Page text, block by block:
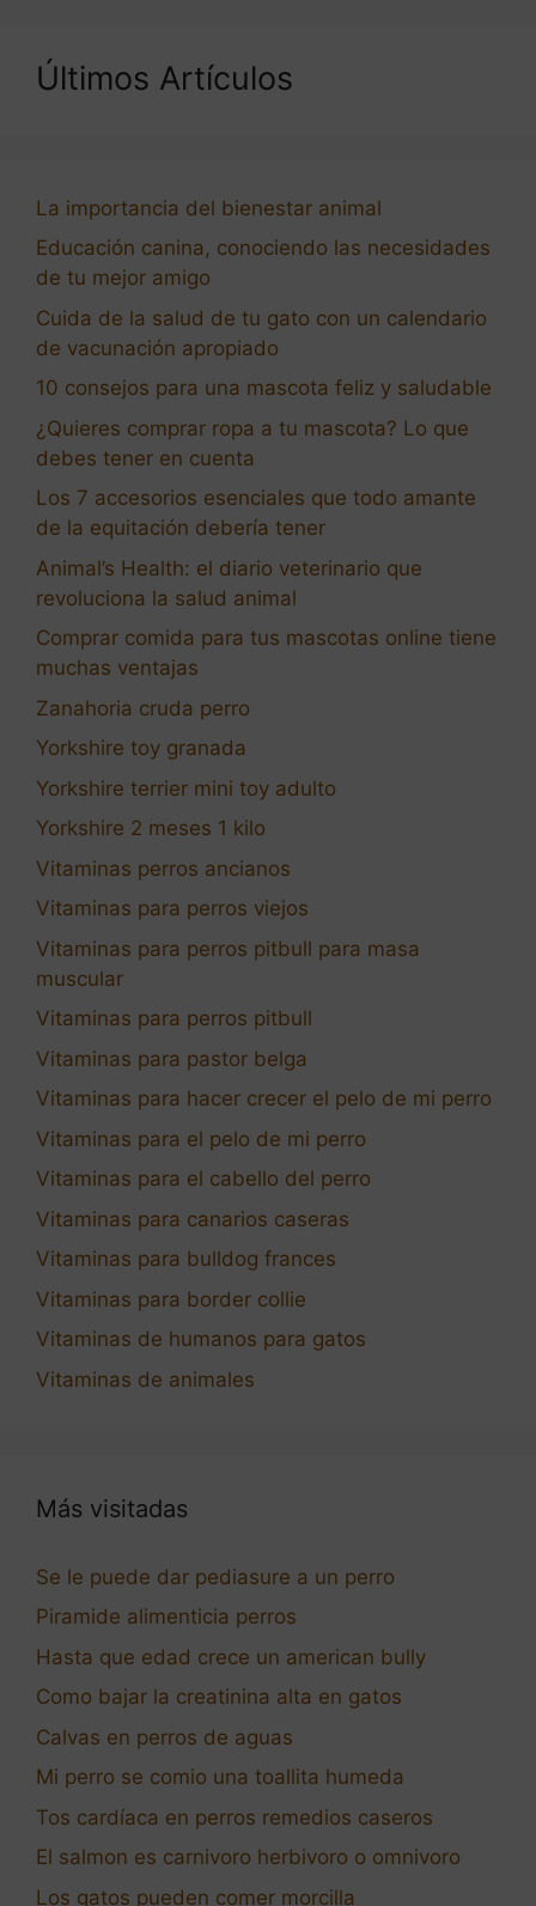
Últimos Artículos
La importancia del bienestar animal
Educación canina, conociendo las necesidades
de tu mejor amigo
Cuida de la salud de tu gato con un calendario
de vacunación apropiado
10 consejos para una mascota feliz y saludable
¿Quieres comprar ropa a tu mascota? Lo que
debes tener en cuenta
Los 7 accesorios esenciales que todo amante
de la equitación debería tener
Animal’s Health: el diario veterinario que
revoluciona la salud animal
Comprar comida para tus mascotas online tiene
muchas ventajas
Zanahoria cruda perro
Yorkshire toy granada
Yorkshire terrier mini toy adulto
Yorkshire 2 meses 1 kilo
Vitaminas perros ancianos
Vitaminas para perros viejos
Vitaminas para perros pitbull para masa
muscular
Vitaminas para perros pitbull
Vitaminas para pastor belga
Vitaminas para hacer crecer el pelo de mi perro
Vitaminas para el pelo de mi perro
Vitaminas para el cabello del perro
Vitaminas para canarios caseras
Vitaminas para bulldog frances
Vitaminas para border collie
Vitaminas de humanos para gatos
Vitaminas de animales
Más visitadas
Se le puede dar pediasure a un perro
Piramide alimenticia perros
Hasta que edad crece un american bully
Como bajar la creatinina alta en gatos
Calvas en perros de aguas
Mi perro se comio una toallita humeda
Tos cardíaca en perros remedios caseros
El salmon es carnivoro herbivoro o omnivoro
Los gatos pueden comer morcilla